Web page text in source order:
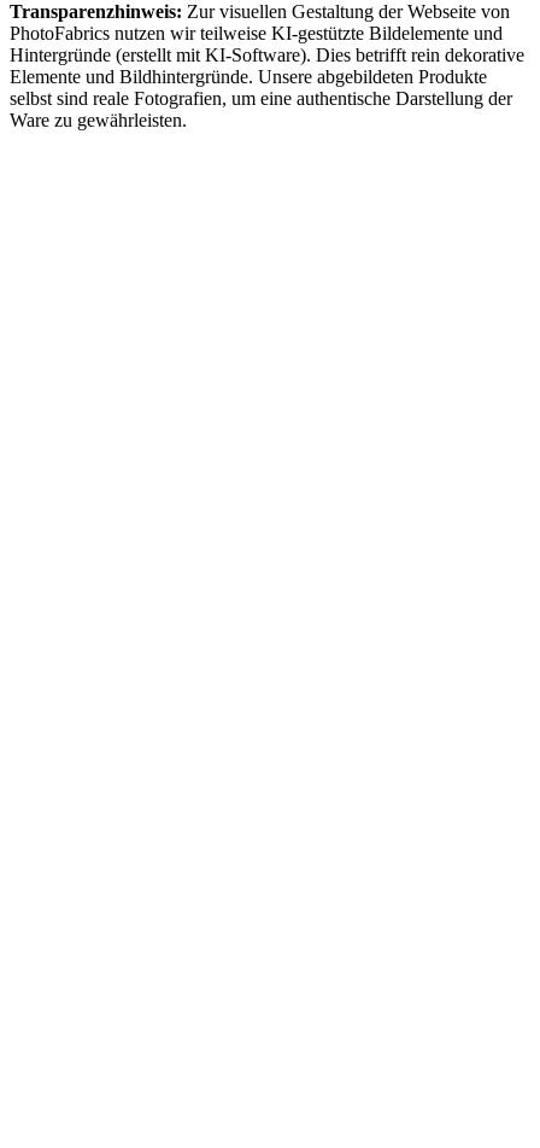
Transparenzhinweis: Zur visuellen Gestaltung der Webseite von
PhotoFabrics nutzen wir teilweise KI-gestützte Bildelemente und
Hintergründe (erstellt mit KI-Software). Dies betrifft rein dekorative
Elemente und Bildhintergründe. Unsere abgebildeten Produkte
selbst sind reale Fotografien, um eine authentische Darstellung der
Ware zu gewährleisten.